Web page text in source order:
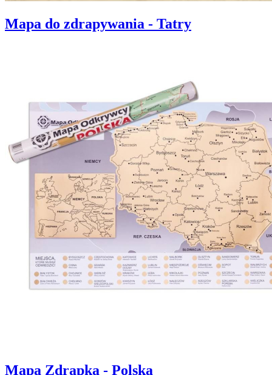
Mapa do zdrapywania - Tatry
Mapa Zdrapka - Polska